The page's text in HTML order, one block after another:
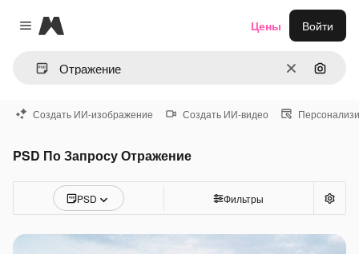
Close menu
Magnific
ОчиститьПоиск
Цены Войти
Создать ИИ-изображение Создать ИИ-видео
PSD По Запросу Отражение
PSD Фильтры